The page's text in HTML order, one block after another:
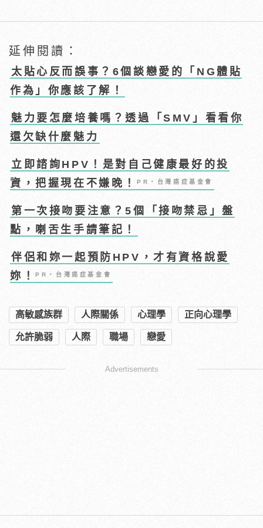
延伸閱讀：
太貼心反而誤事？6個談戀愛的「NG體貼
作為」你應該了解！
魅力要怎麼培養嗎？透過「SMV」看看你
還欠缺什麼魅力
立即諮詢HPV！是對自己健康最好的投
資，把握現在不嫌晚！PR・台灣癌症基金會
第一次接吻要注意？5個「接吻禁忌」盤
點，喇舌生手請筆記！
伴侶和妳一起預防HPV，才有資格說愛
妳！PR・台灣癌症基金會
高敏感族群 人際關係 心理學 正向心理學
允許脆弱 人際 職場 戀愛
Advertisements